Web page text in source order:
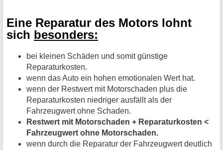
Eine Reparatur des Motors lohnt
sich besonders:
bei kleinen Schäden und somit günstige
Reparaturkosten.
wenn das Auto ein hohen emotionalen Wert hat.
wenn der Restwert mit Motorschaden plus die
Reparaturkosten niedriger ausfällt als der
Fahrzeugwert ohne Schaden.
Restwert mit Motorschaden + Reparaturkosten <
Fahrzeugwert ohne Motorschaden.
wenn durch die Reparatur der Fahrzeugwert deutlich